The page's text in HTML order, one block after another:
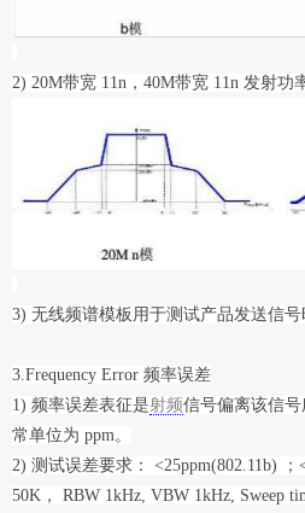
2) 20M带宽 11n，40M带宽 11n 发射功
3) 无线频谱模板用于测试产品发送信号
3.Frequency Error 频率误差
1) 频率误差表征是射频信号偏离该信
常单位为 ppm。
2) 测试误差要求： <25ppm(802.11b) ；
50K， RBW 1kHz, VBW 1kHz, Sweep